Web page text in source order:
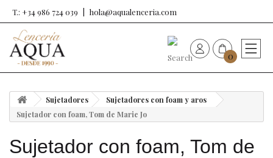
T.: +34 986 724 039 hola@aqualenceria.com
0
Nueva colección
Sujetadores
Sujetadores
Sujetadores con foam y aros
Sujetador con foam, Tom de Marie Jo
Sujetador con foam, Tom de